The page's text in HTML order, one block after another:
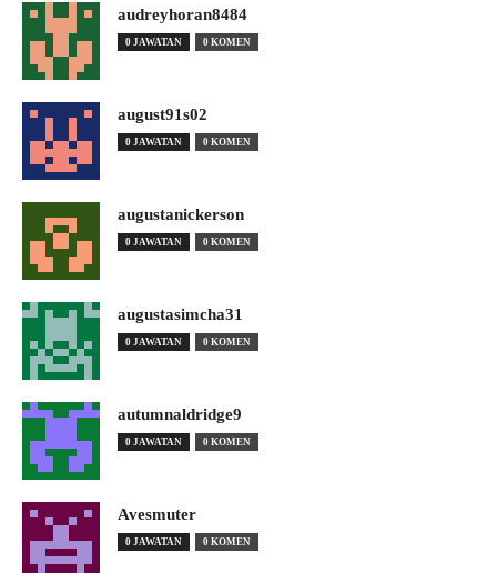
audreyhoran8484
0 JAWATAN 0 KOMEN
august91s02
0 JAWATAN 0 KOMEN
augustanickerson
0 JAWATAN 0 KOMEN
augustasimcha31
0 JAWATAN 0 KOMEN
autumnaldridge9
0 JAWATAN 0 KOMEN
Avesmuter
0 JAWATAN 0 KOMEN